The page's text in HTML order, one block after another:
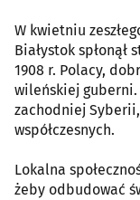
W kwietniu
Białystok
1908 r. Polacy,
wileńskiej
zachodniej
współczesnych.
Lokalna
żeby odbudować